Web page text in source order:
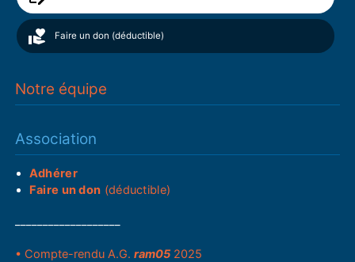
Faire un don (déductible)
Notre équipe
Association
Adhérer
Faire un don (déductible)
• Compte-rendu A.G.ram05 2025